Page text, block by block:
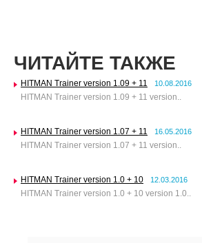
ЧИТАЙТЕ ТАКЖЕ
HITMAN Trainer version 1.09 + 11 10.08.2016
HITMAN Trainer version 1.09 + 11 version..
HITMAN Trainer version 1.07 + 11 16.05.2016
HITMAN Trainer version 1.07 + 11 version..
HITMAN Trainer version 1.0 + 10 12.03.2016
HITMAN Trainer version 1.0 + 10 version 1.0..